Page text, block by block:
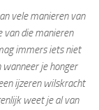
vele manieren van
van die manieren
immers iets niet
je honger
ijzeren wilskracht
weet je al van